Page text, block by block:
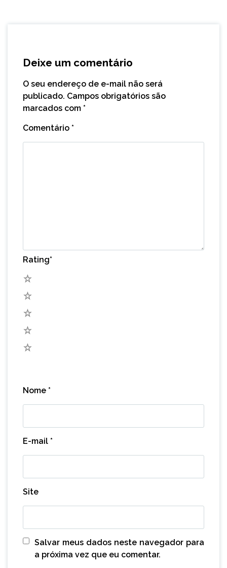
Deixe um comentário
O seu endereço de e-mail não será
publicado. Campos obrigatórios são
marcados com *
Comentário *
Rating*
Nome *
E-mail *
Site
Salvar meus dados neste navegador para
a próxima vez que eu comentar.